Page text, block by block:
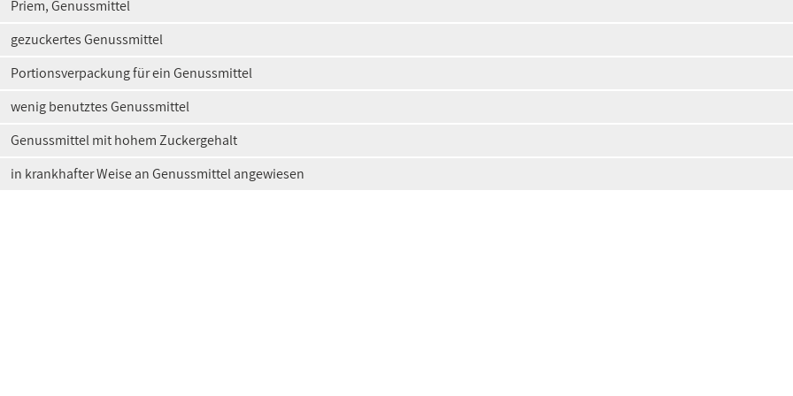
Priem, Genussmittel
gezuckertes Genussmittel
Portionsverpackung für ein Genussmittel
wenig benutztes Genussmittel
Genussmittel mit hohem Zuckergehalt
in krankhafter Weise an Genussmittel angewiesen